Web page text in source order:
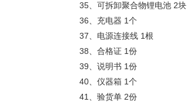
35、可拆卸聚合物锂电池 2块
36、充电器 1个
37、电源连接线 1根
38、合格证 1份
39、说明书 1份
40、仪器箱 1个
41、验货单 2份